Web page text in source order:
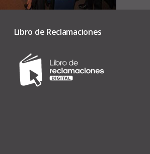
Libro de Reclamaciones